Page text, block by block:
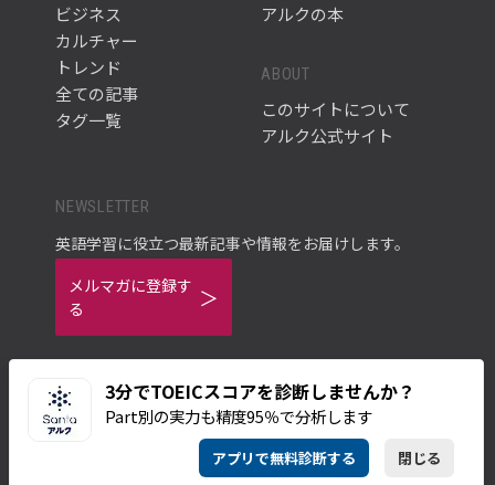
3分でTOEICスコアを診断しませんか？
Part別の実力も精度95％で分析します
アプリで無料診断する 閉じる
ビジネス
カルチャー
トレンド
全ての記事
タグ一覧
アルクの本
ABOUT
このサイトについて
アルク公式サイト
NEWSLETTER
英語学習に役立つ最新記事や情報をお届けします。
メルマガに登録す
る
プライバシーポリシー